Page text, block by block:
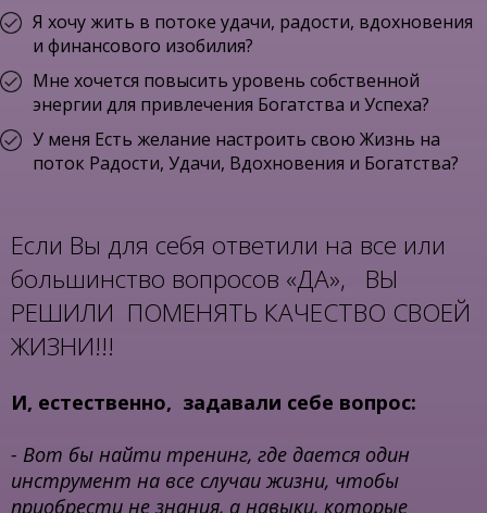
Я хочу жить в потоке удачи, радости, вдохновения
и финансового изобилия?
Мне хочется повысить уровень собственной
энергии для привлечения Богатства и Успеха?
У меня Есть желание настроить свою Жизнь на
поток Радости, Удачи, Вдохновения и Богатства?
Если Вы для себя ответили на все или
большинство вопросов «ДА», ВЫ
РЕШИЛИ ПОМЕНЯТЬ КАЧЕСТВО СВОЕЙ
ЖИЗНИ!!!
И, естественно, задавали себе вопрос:
- Вот бы найти тренинг, где дается один
инструмент на все случаи жизни, чтобы
приобрести не знания, а навыки, которые